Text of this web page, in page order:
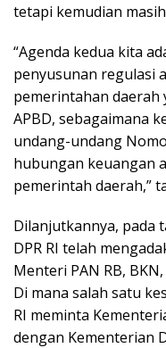
tetapi kemudian
“Agenda kedua kita
penyusunan regulasi
pemerintahan daerah
APBD, sebagaimana
undang-undang
hubungan keuangan
pemerintah daerah,”
Dilanjutkannya, pada
DPR RI telah
Menteri PAN RB,
Di mana salah satu
RI meminta
dengan Kementerian